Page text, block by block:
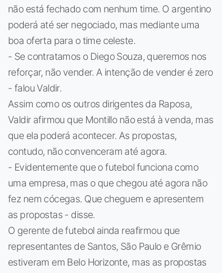
não está fechado com nenhum time. O argentino
poderá até ser negociado, mas mediante uma
boa oferta para o time celeste.
- Se contratamos o Diego Souza, queremos nos
reforçar, não vender. A intenção de vender é zero
- falou Valdir.
Assim como os outros dirigentes da Raposa,
Valdir afirmou que Montillo não está à venda, mas
que ela poderá acontecer. As propostas,
contudo, não convenceram até agora.
- Evidentemente que o futebol funciona como
uma empresa, mas o que chegou até agora não
fez nem cócegas. Que cheguem e apresentem
as propostas - disse.
O gerente de futebol ainda reafirmou que
representantes de Santos, São Paulo e Grêmio
estiveram em Belo Horizonte, mas as propostas